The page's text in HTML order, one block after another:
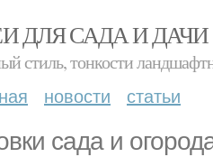
ДЛЯ САДА И ДАЧИ
стиль, тонкости
новости статьи
сада и